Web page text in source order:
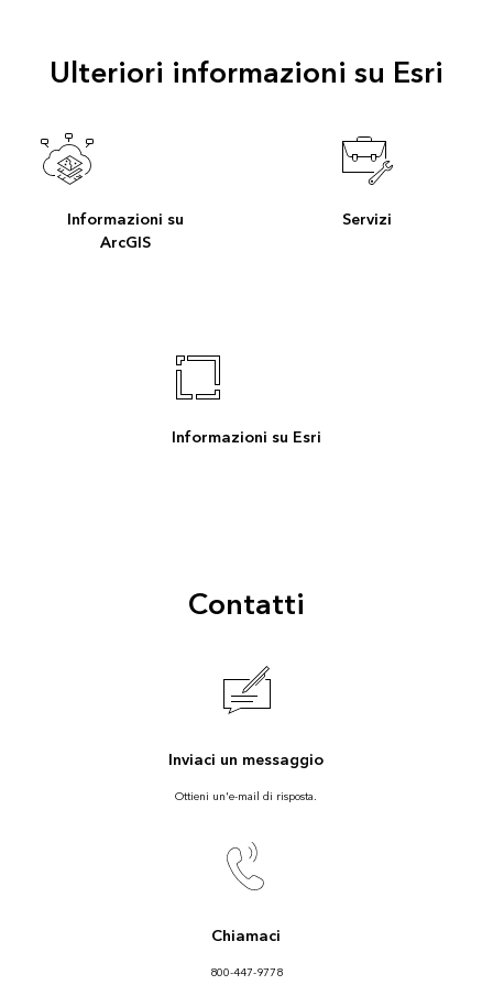
Ulteriori informazioni su Esri
Informazioni su
ArcGIS
Servizi
Informazioni su Esri
Contatti
Inviaci un messaggio
Ottieni un'e-mail di risposta.
Chiamaci
800-447-9778